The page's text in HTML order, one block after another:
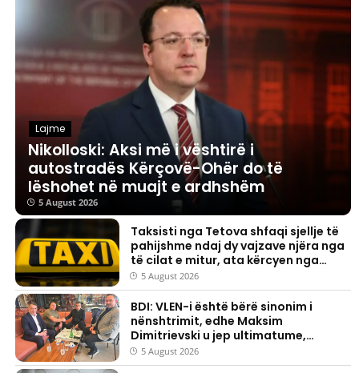
Lajme
Nikolloski: Aksi më i vështirë i
autostradës Kërçovë-Ohër do të
lëshohet në muajt e ardhshëm
5 August 2026
Taksisti nga Tetova shfaqi sjellje të
pahijshme ndaj dy vajzave njëra nga
të cilat e mitur, ata kërcyen nga
vetura
5 August 2026
BDI: VLEN-i është bërë sinonim i
nënshtrimit, edhe Maksim
Dimitrievski u jep ultimatume,
ndërsa ata heshtin
5 August 2026